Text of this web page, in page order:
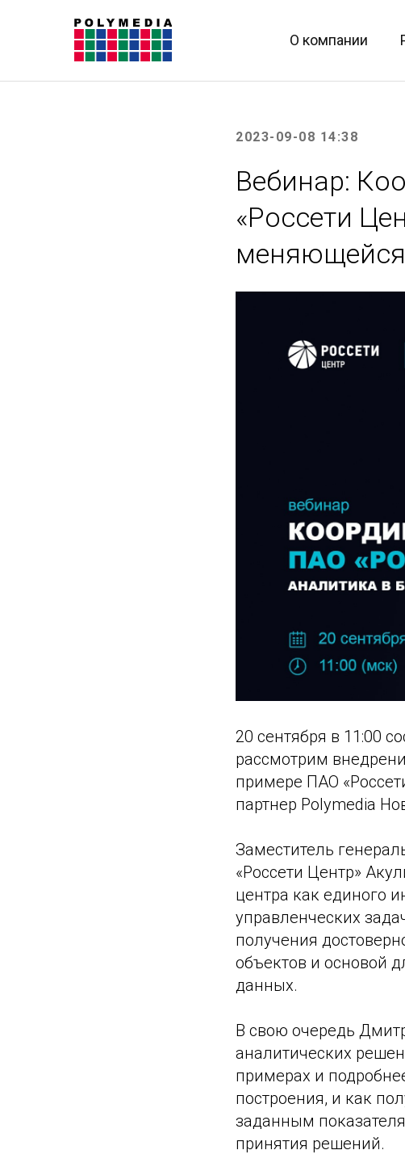
О компании
2023-09-08 14:38
Вебинар:
«Россети
меняющейся
20 сентября в 11:00
рассмотрим
примере ПАО
партнер Polymedia
Заместитель
«Россети Центр»
центра как единого
управленческих
получения
объектов и основой
данных.
В свою очередь
аналитических
примерах и
построения, и как
заданным
принятия решений.